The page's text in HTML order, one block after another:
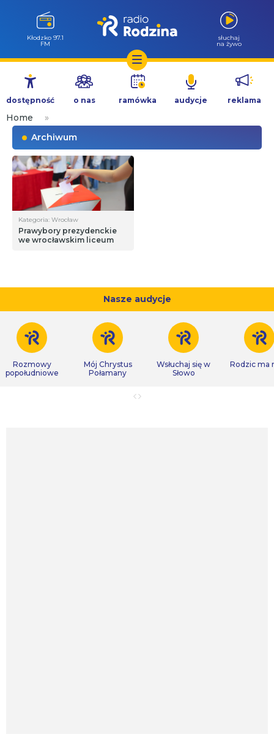
Przejdź
treści
Kłodzko 97.1
FM
słuchaj
na żywo
dostępność o nas ramówka audycje reklama
Home
»
Archiwum
Kategoria: Wrocław
Prawybory prezydenckie
we wrocławskim liceum
Nasze audycje
Rozmowy
popołudniowe
Mój Chrystus
Połamany
Wsłuchaj się w
Słowo
Rodzic ma